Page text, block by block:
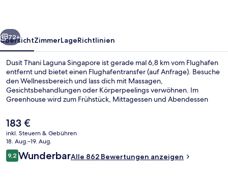
Weiter
72+
ÜbersichtZimmerLageRichtlinien
Dusit Thani Laguna Singapore ist gerade mal 6,8 km vom Flughafen
entfernt und bietet einen Flughafentransfer (auf Anfrage). Besuche
den Wellnessbereich und lass dich mit Massagen,
Gesichtsbehandlungen oder Körperpeelings verwöhnen. Im
Greenhouse wird zum Frühstück, Mittagessen und Abendessen
bietet dieses Hotel im luxuriösen Stil 3 Außenpools, einen Golfplatz
und eine Poolbar. Andere Reisende mögen das hilfsbereite Personal
und den allgemeinen Zustand der Unterkunft. Die Unterkunft ist
nur einen kurzen Fußmarsch von den öffentlichen Verkehrsmitteln
entfernt: Zur U-Bahn (Station Xilin) sind es 8 Minuten.
Der
aktuelle
Preis
beträgt
183 €.
183 €
inkl. Steuern & Gebühren
18. Aug.–19. Aug.
Bewertungen
9,29,2 von 10.
WunderbarAlle 862 Bewertungen anzeigen